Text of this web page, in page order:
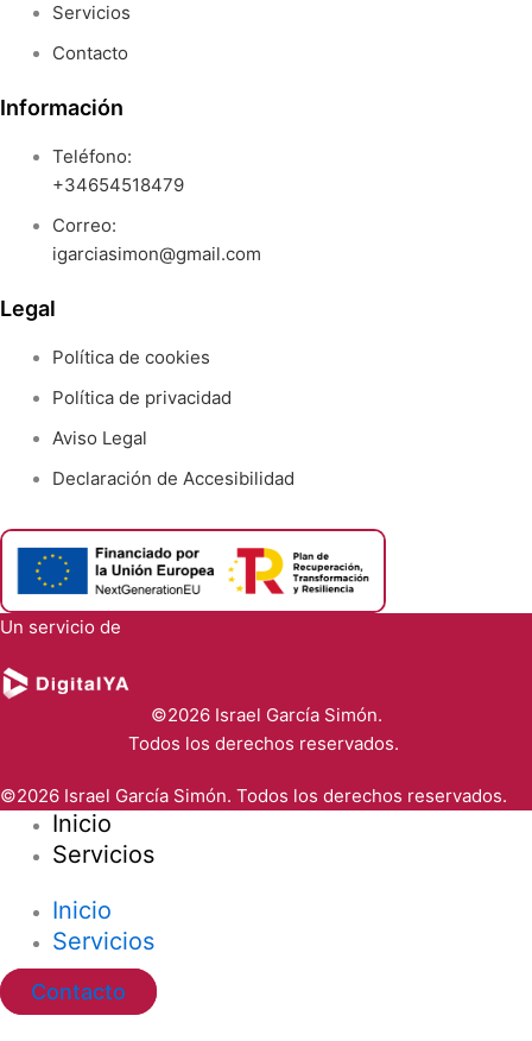
Servicios
Contacto
Información
Teléfono:
+34654518479
Correo:
igarciasimon@gmail.com
Legal
Política de cookies
Política de privacidad
Aviso Legal
Declaración de Accesibilidad
Un servicio de
©2026 Israel García Simón.
Todos los derechos reservados.
©2026 Israel García Simón. Todos los derechos reservados.
Inicio
Servicios
Inicio
Servicios
Contacto